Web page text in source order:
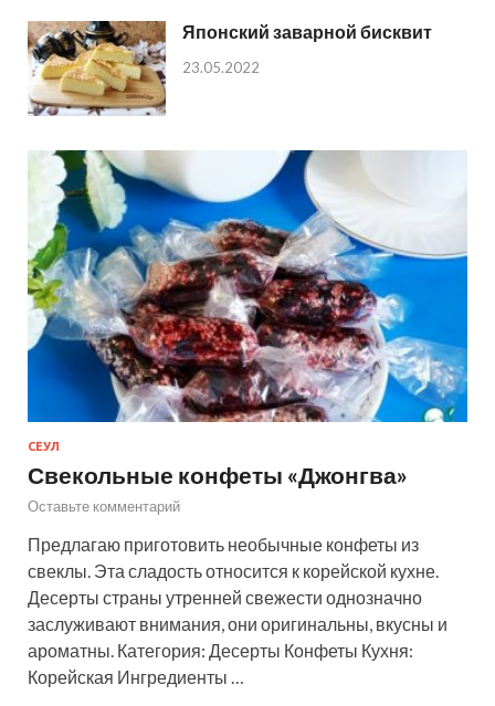
Японский заварной бисквит
23.05.2022
СЕУЛ
Свекольные конфеты «Джонгва»
Оставьте комментарий
Предлагаю приготовить необычные конфеты из
свеклы. Эта сладость относится к корейской кухне.
Десерты страны утренней свежести однозначно
заслуживают внимания, они оригинальны, вкусны и
ароматны. Категория: Десерты Конфеты Кухня:
Корейская Ингредиенты …